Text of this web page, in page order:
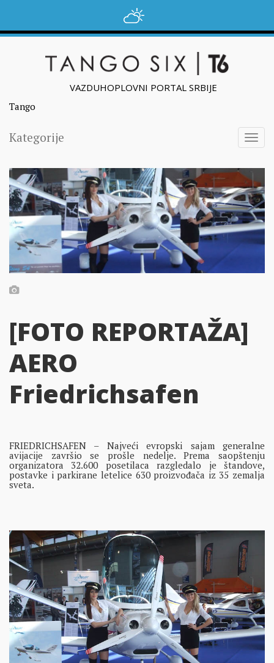
VAZDUHOPLOVNI PORTAL SRBIJE
Tango
Kategorije
[FOTO REPORTAŽA]
AERO
Friedrichsafen
FRIEDRICHSAFEN – Najveći evropski sajam generalne
avijacije završio se prošle nedelje. Prema saopštenju
organizatora 32.600 posetilaca razgledalo je štandove,
postavke i parkirane letelice 630 proizvođača iz 35 zemalja
sveta.